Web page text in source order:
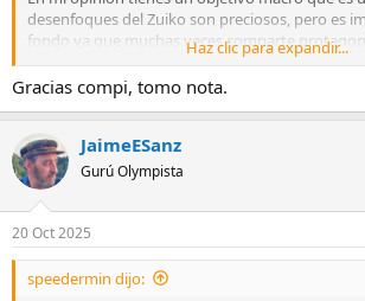
desenfoques del Zuiko son preciosos, pero es
fondo ya que muchas veces comparte
principal. Aquí veo que el fondo lo tenías muy
poco las hierbas és una buena solución.
otro punto de vista, en macro unos pocos cms
que el corte no sea tan brusco.
Espero haberte ayudado. Cualquier duda, por
Un abrazo.
Haz clic para expandir...
Gracias compi, tomo nota.
JaimeESanz
Gurú Olympista
20 Oct 2025
speedermin dijo: